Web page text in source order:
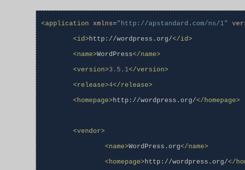
<application xmlns= "http://apstandard.com/ns/1"
<id>http://wordpress.org/</id>
<name>WordPress</name>
<version>3.5.1</version>
<release>4</release>
<homepage>http://wordpress.org/</homepage>
<vendor>
<name>WordPress.org</name>
<homepage>http://wordpress.org/</